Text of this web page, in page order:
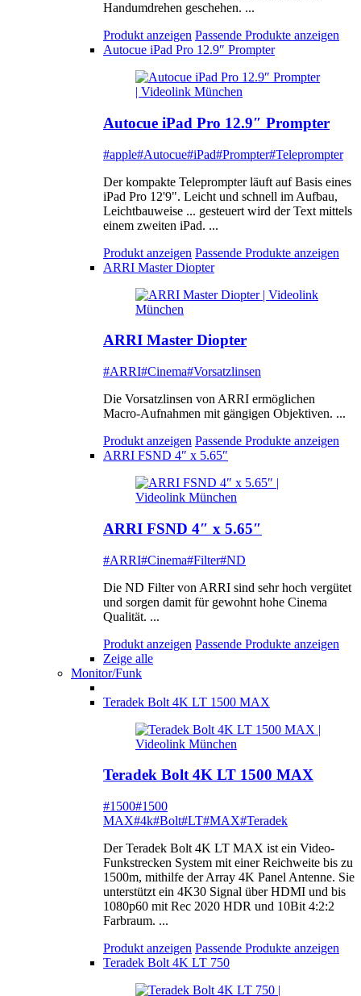
Handumdrehen geschehen. ...
Produkt anzeigen Passende Produkte anzeigen
Autocue iPad Pro 12.9″ Prompter
Autocue iPad Pro 12.9″ Prompter
#apple#Autocue#iPad#Prompter#Teleprompter
Der kompakte Teleprompter läuft auf Basis eines
iPad Pro 12'9". Leicht und schnell im Aufbau,
Leichtbauweise ... gesteuert wird der Text mittels
einem zweiten iPad. ...
Produkt anzeigen Passende Produkte anzeigen
ARRI Master Diopter
ARRI Master Diopter
#ARRI#Cinema#Vorsatzlinsen
Die Vorsatzlinsen von ARRI ermöglichen
Macro-Aufnahmen mit gängigen Objektiven. ...
Produkt anzeigen Passende Produkte anzeigen
ARRI FSND 4″ x 5.65″
ARRI FSND 4″ x 5.65″
#ARRI#Cinema#Filter#ND
Die ND Filter von ARRI sind sehr hoch vergütet
und sorgen damit für gewohnt hohe Cinema
Qualität. ...
Produkt anzeigen Passende Produkte anzeigen
Zeige alle
Monitor/Funk
Teradek Bolt 4K LT 1500 MAX
Teradek Bolt 4K LT 1500 MAX
#1500#1500
MAX#4k#Bolt#LT#MAX#Teradek
Der Teradek Bolt 4K LT MAX ist ein Video-
Funkstrecken System mit einer Reichweite bis zu
1500m, mithilfe der Array 4K Panel Antenne. Sie
unterstützt ein 4K30 Signal über HDMI und bis
1080p60 mit Rec 2020 HDR und 10Bit 4:2:2
Farbraum. ...
Produkt anzeigen Passende Produkte anzeigen
Teradek Bolt 4K LT 750